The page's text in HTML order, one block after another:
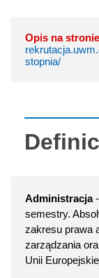
Opis na
stopnia/
Administracja-
semestry.
zakresu prawa
zarządzania
Unii